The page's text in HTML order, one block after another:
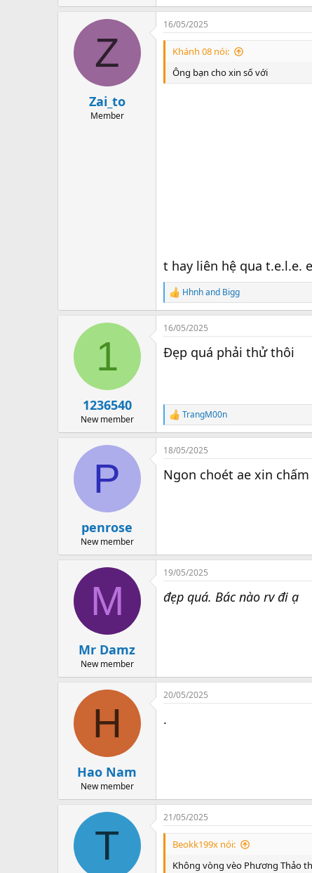
Z
Zai_to
Member
16/05/2025
Khánh 08 nói:
Ông bạn cho xin số với
t hay liên hệ qua t.e.l.e.
R
e
a
c
i
Hhnhand Bigg
1
1236540
New member
16/05/2025
Đẹp quá phải thử thôi
R
e
a
c
i
TrangM00n
P
penrose
New member
18/05/2025
Ngon choét ae xin
M
Mr Damz
New member
19/05/2025
đẹp quá. Bác nào rv đi ạ
H
Hao Nam
New member
20/05/2025
.
T
21/05/2025
Beokk199x nói:
Không vòng vèo Phương Thảo